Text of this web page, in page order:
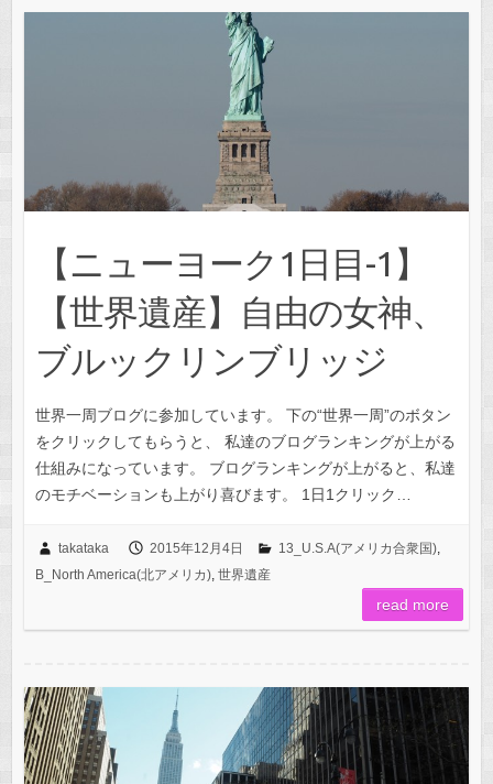
【ニューヨーク1日目-1】
【世界遺産】自由の女神、
ブルックリンブリッジ
世界一周ブログに参加しています。 下の“世界一周”のボタン
をクリックしてもらうと、 私達のブログランキングが上がる
仕組みになっています。 ブログランキングが上がると、私達
のモチベーションも上がり喜びます。 1日1クリック…
takataka 2015年12月4日 13_U.S.A(アメリカ合衆国),
B_North America(北アメリカ), 世界遺産
read more